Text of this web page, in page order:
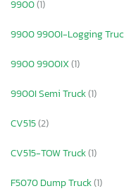
9900(1)
9900 9900I-Logging Truc
9900 9900IX(1)
9900I Semi Truck(1)
CV515(2)
CV515-TOW Truck(1)
F5070 Dump Truck(1)